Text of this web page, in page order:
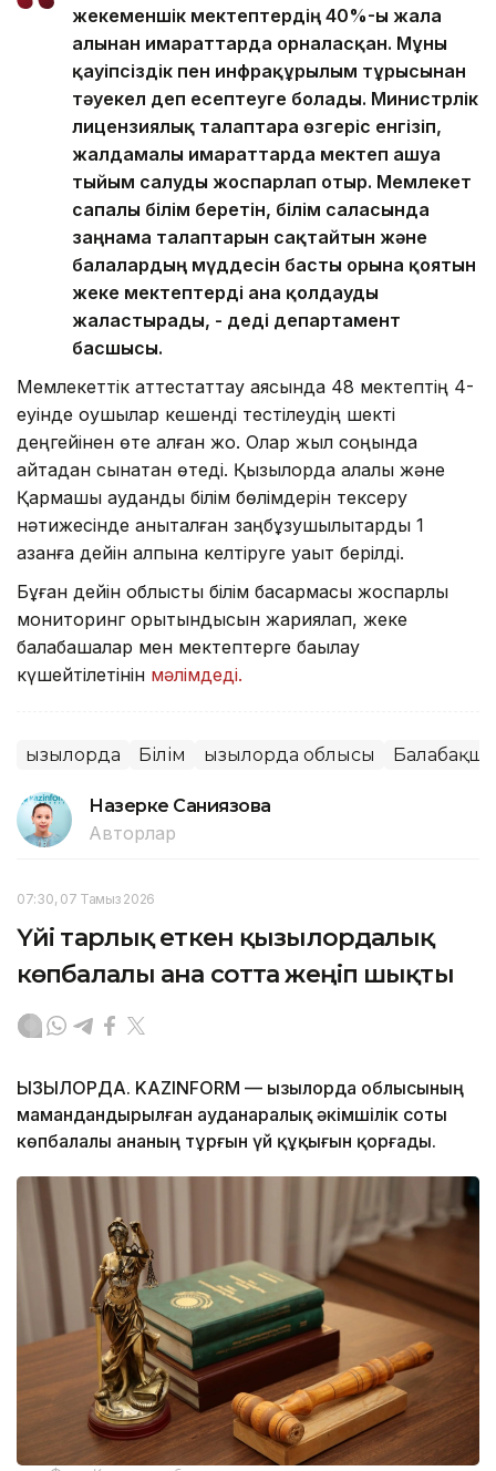
жекеменшік мектептердің 40%-ы жалға
алынған ғимараттарда орналасқан. Мұны
қауіпсіздік пен инфрақұрылым тұрғысынан
тәуекел деп есептеуге болады. Министрлік
лицензиялық талаптарға өзгеріс енгізіп,
жалдамалы ғимараттарда мектеп ашуға
тыйым салуды жоспарлап отыр. Мемлекет
сапалы білім беретін, білім саласында
заңнама талаптарын сақтайтын және
балалардың мүддесін басты орынға қоятын
жеке мектептерді ғана қолдауды
жалғастырады, - деді департамент
басшысы.
Мемлекеттік аттестаттау аясында 48 мектептің 4-
еуінде оқушылар кешенді тестілеудің шекті
деңгейінен өте алған жоқ. Олар жыл соңында
қайтадан сынақтан өтеді. Қызылорда қалалық және
Қармақшы аудандық білім бөлімдерін тексеру
нәтижесінде анықталған заңбұзушылықтарды 1
қазанға дейін қалпына келтіруге уақыт берілді.
Бұған дейін облыстық білім басқармасы жоспарлы
мониторинг қорытындысын жариялап, жеке
балабақшалар мен мектептерге бақылау
күшейтілетінін мәлімдеді.
Қызылорда Білім Қызылорда облысы Балабақша
Назерке Саниязова
Авторлар
07:30, 07 Тамыз 2026
Үйі тарлық еткен қызылордалық
көпбалалы ана сотта жеңіп шықты
ҚЫЗЫЛОРДА. KAZINFORM — Қызылорда облысының
мамандандырылған ауданаралық әкімшілік соты
көпбалалы ананың тұрғын үй құқығын қорғады.